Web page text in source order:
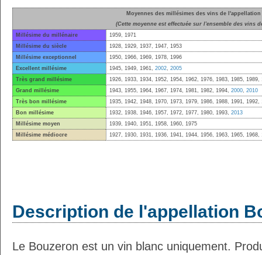
Moyennes des millésimes des vins de
(Cette moyenne est effectuée sur l'ensemble des vins
Millésime du millénaire
1959, 1971
Millésime du siècle
1928, 1929, 1937, 1947, 1953
Millésime exceptionnel
1950, 1966, 1969, 1978, 1996
Excellent millésime
1945, 1949, 1961, 2002, 2005
Très grand millésime
1926, 1933, 1934, 1952, 1954, 1962, 1976, 1983, 1985,
Grand millésime
1943, 1955, 1964, 1967, 1974, 1981, 1982, 1994, 2000, 2010
Très bon millésime
1935, 1942, 1948, 1970, 1973, 1979, 1986, 1988, 1991,
Bon millésime
1932, 1938, 1946, 1957, 1972, 1977, 1980, 1993, 2013
Millésime moyen
1939, 1940, 1951, 1958, 1960, 1975
Millésime médiocre
1927, 1930, 1931, 1936, 1941, 1944, 1956, 1963, 1965, 1968,
Description de l'appellation
Le Bouzeron est un vin blanc uniquement.